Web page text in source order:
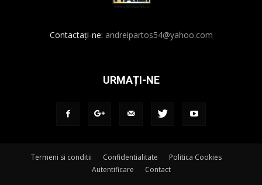
Contactați-ne: andreipartos54@yahoo.com
URMAȚI-NE
Termeni si conditii Confidentialitate
Politica Cookies
Autentificare
Contact